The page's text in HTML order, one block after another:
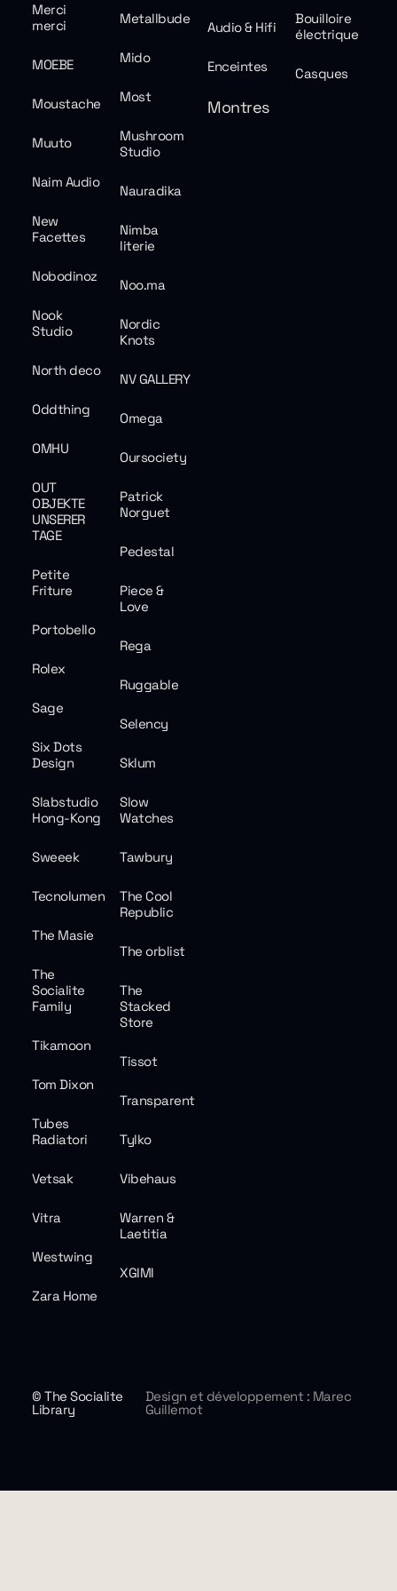
Merci
merci
Metallbude
Mido
MOEBE
Most
Moustache
Mushroom
Studio
Muuto
Naim Audio
Nauradika
New
Facettes
Nimba
literie
Nobodinoz
Noo.ma
Nook
Studio
Nordic
Knots
North deco
NV GALLERY
Oddthing
Omega
OMHU
Oursociety
OUT
OBJEKTE
UNSERER
TAGE
Patrick
Norguet
Pedestal
Petite
Friture
Piece &
Love
Portobello
Rega
Rolex
Ruggable
Sage
Selency
Six Dots
Design
Sklum
Slabstudio
Hong-Kong
Slow
Watches
Sweeek Tawbury
Tecnolumen
The Cool
Republic
The Masie
The orblist
The
Socialite
Family
The
Stacked
Store
Tikamoon
Tissot
Tom Dixon
Transparent
Tubes
Radiatori
Tylko
Vetsak Vibehaus
Vitra
Warren &
Laetitia
Westwing
XGIMI
Zara Home
Bouilloire
électrique
Audio & Hifi
Enceintes Casques
Montres
© The Socialite
Library
Design et développement : Marec
Guillemot